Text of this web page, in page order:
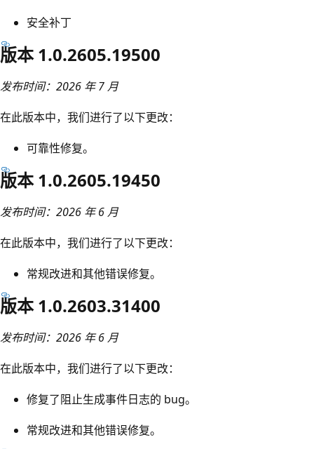
安全补丁
版本 1.0.2605.19500
发布时间：2026 年 7 月
在此版本中，我们进行了以下更改：
可靠性修复。
版本 1.0.2605.19450
发布时间：2026 年 6 月
在此版本中，我们进行了以下更改：
常规改进和其他错误修复。
版本 1.0.2603.31400
发布时间：2026 年 6 月
在此版本中，我们进行了以下更改：
修复了阻止生成事件日志的 bug。
常规改进和其他错误修复。